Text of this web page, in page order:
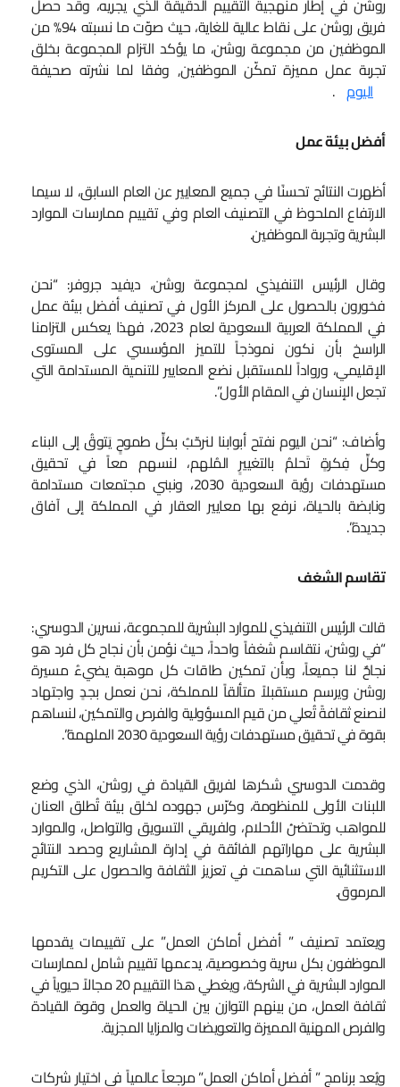
روشن في إطار منهجية التقييم الدقيقة الذي يجريه، وقد حصل
فريق روشن على نقاط عالية للغاية، حيث صوّت ما نسبته 94% من
الموظفين من مجموعة روشن، ما يؤكد التزام المجموعة بخلق
تجربة عمل مميزة تمكّن الموظفين, وفقا لما نشرته صحيفة
اليوم .
أفضل بيئة عمل
أظهرت النتائج تحسنًا في جميع المعايير عن العام السابق، لا سيما
الارتفاع الملحوظ في التصنيف العام وفي تقييم ممارسات الموارد
البشرية وتجربة الموظفين.
وقال الرئيس التنفيذي لمجموعة روشن، ديفيد جروفر: “نحن
فخورون بالحصول على المركز الأول في تصنيف أفضل بيئة عمل
في المملكة العربية السعودية لعام 2023، فهذا يعكس التزامنا
الراسخ بأن نكون نموذجاً للتميز المؤسسي على المستوى
الإقليمي، ورواداً للمستقبل نضع المعايير للتنمية المستدامة التي
تجعل الإنسان في المقام الأول”.
وأضاف: “نحن اليوم نفتح أبوابنا لنرحّبُ بكلِّ طموحٍ يَتوقُ إلى البناء
وكلِّ فِكرةٍ تَحلمُ بالتغييرٍ المُلهم، لنسهم معاً في تحقيق
مستهدفات رؤية السعودية 2030، ونبني مجتمعات مستدامة
ونابضة بالحياة، نرفع بها معايير العقار في المملكة إلى آفاق
جديدة”.
تقاسم الشغف
قالت الرئيس التنفيذي للموارد البشرية للمجموعة، نسرين الدوسري:
“في روشن، نتقاسم شغفاً واحداً، حيث نؤمن بأن نجاح كل فرد هو
نجاحٌ لنا جميعاً، وبأن تمكين طاقات كل موهبة يضيءُ مسيرة
روشن ويرسم مستقبلاً متألقاً للمملكة، نحن نعمل بجدٍ واجتهاد
لنصنع ثقافةً تُعلي من قيم المسؤولية والفرص والتمكين، لنساهم
بقوة في تحقيق مستهدفات رؤية السعودية 2030 الملهمة”.
وقدمت الدوسري شكرها لفريق القيادة في روشن، الذي وضع
اللبنات الأولى للمنظومة، وكرّس جهوده لخلق بيئة تُطلق العنان
للمواهب وتحتضنُ الأحلام، ولفريقي التسويق والتواصل، والموارد
البشرية على مهاراتهم الفائقة في إدارة المشاريع وحصد النتائج
الاستثنائية التي ساهمت في تعزيز الثقافة والحصول على التكريم
المرموق.
ويعتمد تصنيف ” أفضل أماكن العمل” على تقييمات يقدمها
الموظفون بكل سرية وخصوصية، يدعمها تقييم شامل لممارسات
الموارد البشرية في الشركة، ويغطي هذا التقييم 20 مجالاً حيوياً في
ثقافة العمل، من بينهم التوازن بين الحياة والعمل وقوة القيادة
والفرص المهنية المميزة والتعويضات والمزايا المجزية.
ويُعد برنامج ” أفضل أماكن العمل” مرجعاً عالمياً في اختيار شركات